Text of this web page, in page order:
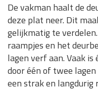
De vakman haalt de
deze plat neer. Dit
gelijkmatig te
raampjes en het
lagen verf aan. Vaak
door één of twee
een strak en langdurig